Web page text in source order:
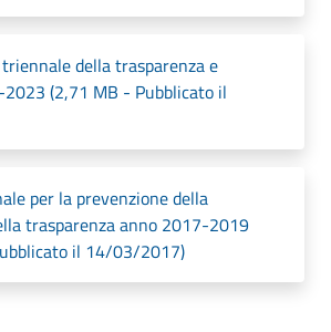
della trasparenza e
(2,71 MB - Pubblicato il
per la prevenzione della
trasparenza anno 2017-2019
il 14/03/2017)